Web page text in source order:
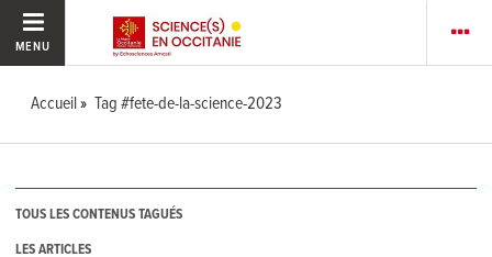
MENU
Accueil Tag #fete-de-la-science-2023
TOUS LES CONTENUS TAGUÉS
LES ARTICLES